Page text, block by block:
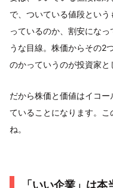
で、ついている値段とい
っているのか、割安にな
うな目線。株価からその2
のかっていうのが投資家と
だから株価と価値はイコ
ていることになります。
ね。
「いい企業」は